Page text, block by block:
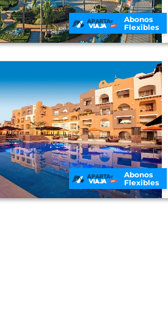
Abonos
Flexibles
Abonos
Flexibles